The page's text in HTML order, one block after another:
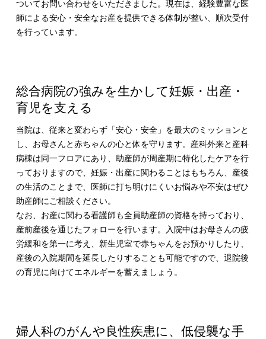
ついてお問い合わせをいただきました。現在は、経験豊富な医
師による安心・安全なお産を提供できる体制が整い、順次受付
を行っています。
総合病院の強みを生かして妊娠・出産・
育児を支える
当院は、従来と変わらず「安心・安全」を最大のミッションと
し、お母さんと赤ちゃんの心と体を守ります。産科外来と産科
病棟は同一フロアにあり、助産師が周産期に特化したケアを行
っておりますので、妊娠・出産に関わることはもちろん、産後
の生活のことまで、医師に打ち明けにくいお悩みや不安はぜひ
助産師にご相談ください。
なお、お産に関わる看護師も全員助産師の資格を持っており、
産前産後を通じたフォローを行います。入院中はお母さんの疲
労緩和を第一に考え、新生児室で赤ちゃんをお預かりしたり、
産後の入院期間を延長したりすることも可能ですので、退院後
の育児に向けてエネルギーを蓄えましょう。
婦人科のがんや良性疾患に、低侵襲な手